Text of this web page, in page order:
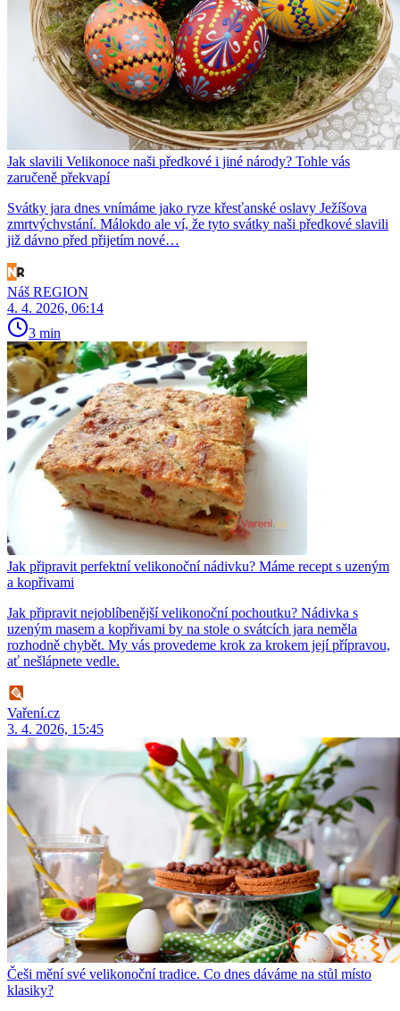
Jak slavili Velikonoce naši předkové i jiné národy? Tohle vás
zaručeně překvapí
Svátky jara dnes vnímáme jako ryze křesťanské oslavy Ježíšova
zmrtvýchvstání. Málokdo ale ví, že tyto svátky naši předkové slavili
již dávno před přijetím nové…
Náš REGION
4. 4. 2026, 06:14
3 min
Jak připravit perfektní velikonoční nádivku? Máme recept s uzeným
a kopřivami
Jak připravit nejoblíbenější velikonoční pochoutku? Nádivka s
uzeným masem a kopřivami by na stole o svátcích jara neměla
rozhodně chybět. My vás provedeme krok za krokem její přípravou,
ať nešlápnete vedle.
Vaření.cz
3. 4. 2026, 15:45
Češi mění své velikonoční tradice. Co dnes dáváme na stůl místo
klasiky?